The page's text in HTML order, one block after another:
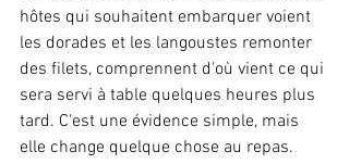
hôtes qui souhaitent embarquer voient
les dorades et les langoustes remonter
des filets, comprennent d'où vient ce qui
sera servi à table quelques heures plus
tard. C'est une évidence simple, mais
elle change quelque chose au repas.